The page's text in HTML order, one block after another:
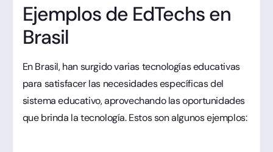
Ejemplos de EdTechs en
Brasil
En Brasil, han surgido varias tecnologías educativas
para satisfacer las necesidades específicas del
sistema educativo, aprovechando las oportunidades
que brinda la tecnología. Estos son algunos ejemplos: